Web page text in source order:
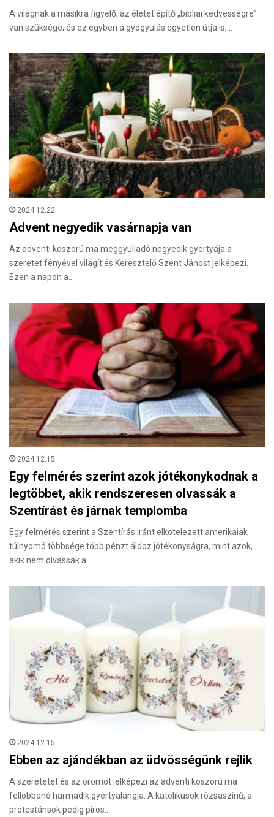
A világnak a másikra figyelő, az életet építő „bibliai kedvességre”
van szüksége; és ez egyben a gyógyulás egyetlen útja is,…
2024.12.22.
Advent negyedik vasárnapja van
Az adventi koszorú ma meggyulladó negyedik gyertyája a
szeretet fényével világít és Keresztelő Szent Jánost jelképezi.
Ezen a napon a…
2024.12.15.
Egy felmérés szerint azok jótékonykodnak a
legtöbbet, akik rendszeresen olvassák a
Szentírást és járnak templomba
Egy felmérés szerint a Szentírás iránt elkötelezett amerikaiak
túlnyomó többsége több pénzt áldoz jótékonyságra, mint azok,
akik nem olvassák a…
2024.12.15.
Ebben az ajándékban az üdvösségünk rejlik
A szeretetet és az örömöt jelképezi az adventi koszorú ma
fellobbanó harmadik gyertyalángja. A katolikusok rózsaszínű, a
protestánsok pedig piros…